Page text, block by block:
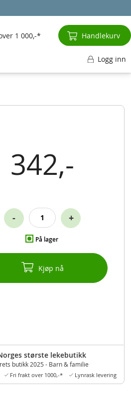
342,-
På lager
- +
Kjøp nå
største lekebutikk
butikk 2025 - Barn & familie
Fri frakt over 1000,-* Lynrask levering
1 000,- Handlekurv
Logg inn